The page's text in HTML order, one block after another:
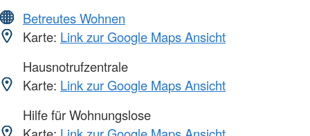
Betreutes Wohnen
Karte: Link zur Google Maps Ansicht
Hausnotrufzentrale
Karte: Link zur Google Maps Ansicht
Hilfe für Wohnungslose